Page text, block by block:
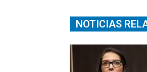
NOTICIAS